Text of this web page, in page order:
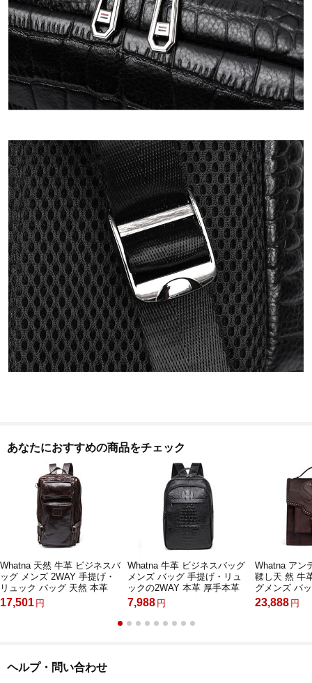
あなたにおすすめの商品をチェック
Whatna 天然 牛革 ビジネスバ
ッグ メンズ 2WAY 手提げ・
リュック バッグ 天然 本革
A4 16インチpc収納可 大容量
旅行 出張用 通勤 通学 就活
面接 バッグ かばん 男性用 ブ
17,501 円
Whatna 牛革 ビジネスバッグ
メンズ バッグ 手提げ・リュ
ックの2WAY 本革 厚手本革
A4 15.6インチpc収納可 大容
量 盗難防止 旅行 出張用 通勤
通学 就活 面接 バッグ かばん
7,988 円
Whatna アン
鞣し天 然 牛
グメンズ バ
ュックの
ザー A4 14イ
23,888 円
ヘルプ・問い合わせ